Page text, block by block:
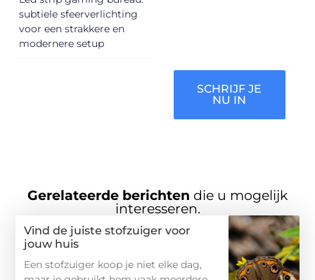
subtiele sfeerverlichting
voor een strakkere en
modernere setup
SCHRIJF JE
NU IN
Gerelateerde berichten die u mogelijk
interesseren.
Vind de juiste stofzuiger voor
jouw huis
Een stofzuiger koop je niet elke dag,